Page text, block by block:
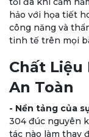
hảo với họa tiết
công năng và
tinh tế trên mọi
Chất Liệu
An Toàn
- Nền tảng của
304 đúc nguyên
tác nào làm thay